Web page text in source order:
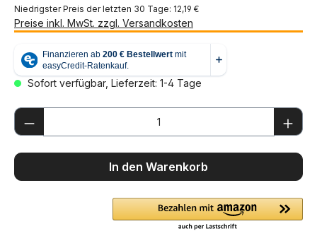
Niedrigster Preis der letzten 30 Tage: 12,19 €
Preise inkl. MwSt. zzgl. Versandkosten
Sofort verfügbar, Lieferzeit: 1-4 Tage
Produkt Anzahl: Gib den gewünschten
In den Warenkorb